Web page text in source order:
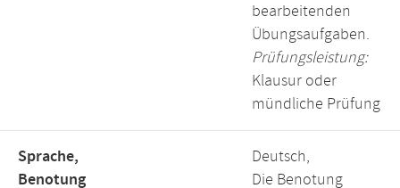
bearbeitenden
Übungsaufgaben.
Prüfungsleistung:
Klausur oder
mündliche Prüfung
Sprache,
Benotung
Deutsch,
Die Benotung